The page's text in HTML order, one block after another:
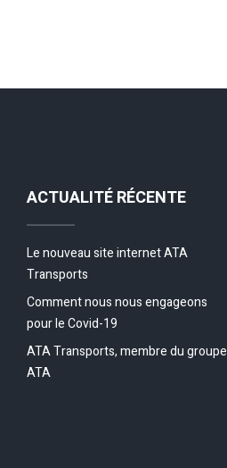
ACTUALITÉ RÉCENTE
Le nouveau site internet ATA
Transports
Comment nous nous engageons
pour le Covid-19
ATA Transports, membre du groupe
ATA